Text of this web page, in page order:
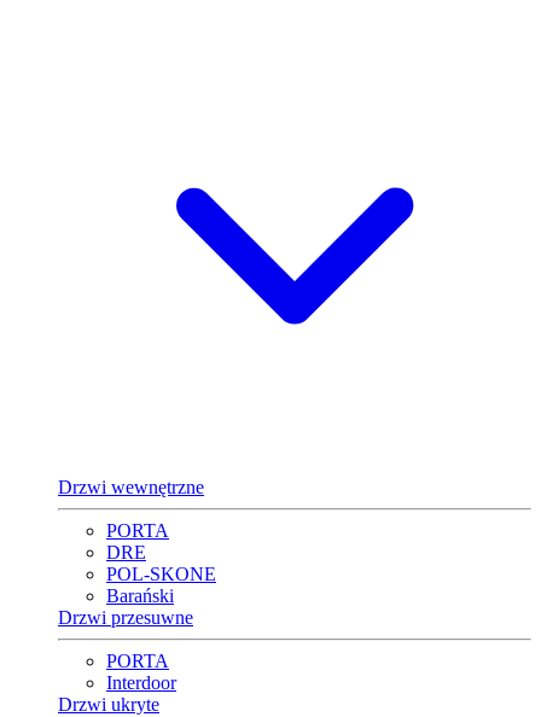
Drzwi wewnętrzne
PORTA
DRE
POL-SKONE
Barański
Drzwi przesuwne
PORTA
Interdoor
Drzwi ukryte